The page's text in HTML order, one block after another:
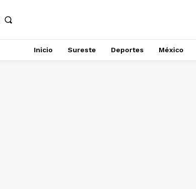
Inicio Sureste Deportes México